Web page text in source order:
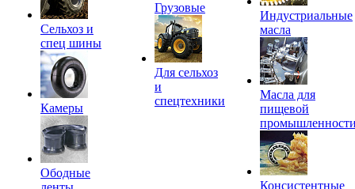
Сельхоз и
спец шины
Камеры
Ободные
Грузовые
Для сельхоз
и
спецтехники
Индустриальные
масла
Масла для
пищевой
Консистентные